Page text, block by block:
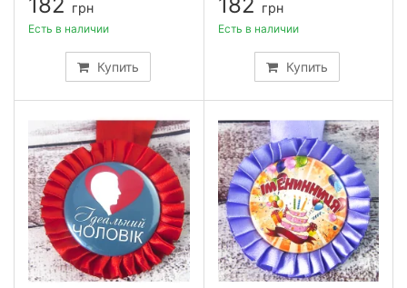
грн
Купить
Есть в наличии
грн
Купить
Есть в наличии